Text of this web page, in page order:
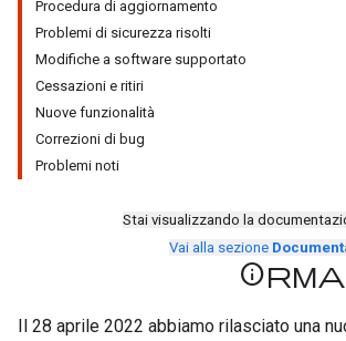
Procedura di aggiornamento
Problemi di sicurezza risolti
Modifiche a software supportato
Cessazioni e ritiri
Nuove funzionalità
Correzioni di bug
Problemi noti
Stai visualizzando la
Vai alla sezione
Il 28 aprile 2022 abbiamo rilasciato una